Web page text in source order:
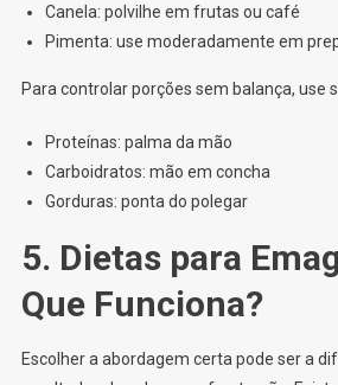
Canela: polvilhe em frutas ou café
Pimenta: use moderadamente em
Para controlar porções sem balança, use
Proteínas: palma da mão
Carboidratos: mão em concha
Gorduras: ponta do polegar
5. Dietas para
Que Funciona?
Escolher a abordagem certa pode ser a